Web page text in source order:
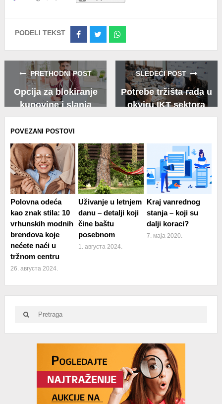
PODELI TEKST
Share
Facebook
Share
Twitter
Share
Whatsapp
PRETHODNI POST
Opcija za blokiranje
kupovine i slanja
poruka (crna lista)
SLEDEĆI POST
Potrebe tržišta rada u
okviru IKT sektora
POVEZANI POSTOVI
Polovna odeća
kao znak stila: 10
vrhunskih modnih
brendova koje
nećete naći u
tržnom centru
26. августа 2024.
Uživanje u letnjem
danu – detalji koji
čine baštu
posebnom
1. августа 2024.
Kraj vanrednog
stanja – koji su
dalji koraci?
7. маја 2020.
Search